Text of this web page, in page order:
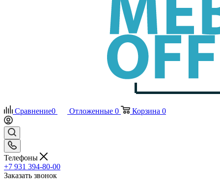
Сравнение0 Отложенные 0 Корзина 0
Телефоны
+7 931 394-80-00
Заказать звонок